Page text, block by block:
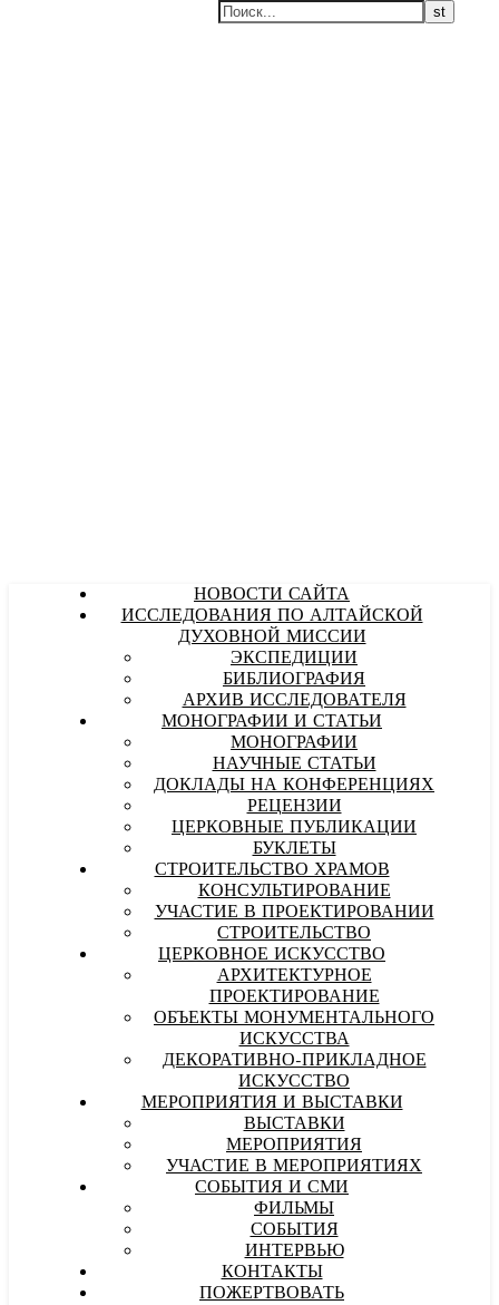
НОВОСТИ САЙТА
ИССЛЕДОВАНИЯ ПО АЛТАЙСКОЙ
ДУХОВНОЙ МИССИИ
ЭКСПЕДИЦИИ
БИБЛИОГРАФИЯ
АРХИВ ИССЛЕДОВАТЕЛЯ
МОНОГРАФИИ И СТАТЬИ
МОНОГРАФИИ
НАУЧНЫЕ СТАТЬИ
ДОКЛАДЫ НА КОНФЕРЕНЦИЯХ
РЕЦЕНЗИИ
ЦЕРКОВНЫЕ ПУБЛИКАЦИИ
БУКЛЕТЫ
СТРОИТЕЛЬСТВО ХРАМОВ
КОНСУЛЬТИРОВАНИЕ
УЧАСТИЕ В ПРОЕКТИРОВАНИИ
СТРОИТЕЛЬСТВО
ЦЕРКОВНОЕ ИСКУССТВО
АРХИТЕКТУРНОЕ
ПРОЕКТИРОВАНИЕ
ОБЪЕКТЫ МОНУМЕНТАЛЬНОГО
ИСКУССТВА
ДЕКОРАТИВНО-ПРИКЛАДНОЕ
ИСКУССТВО
МЕРОПРИЯТИЯ И ВЫСТАВКИ
ВЫСТАВКИ
МЕРОПРИЯТИЯ
УЧАСТИЕ В МЕРОПРИЯТИЯХ
СОБЫТИЯ И СМИ
ФИЛЬМЫ
СОБЫТИЯ
ИНТЕРВЬЮ
КОНТАКТЫ
ПОЖЕРТВОВАТЬ